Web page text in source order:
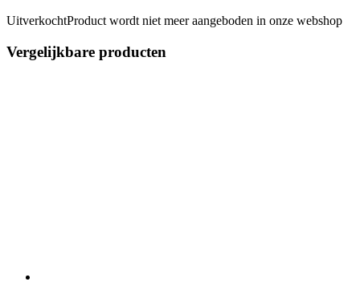
UitverkochtProduct wordt niet meer aangeboden in onze webshop
Vergelijkbare producten